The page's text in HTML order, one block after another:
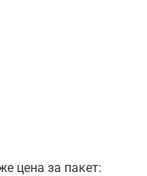
цена за пакет: